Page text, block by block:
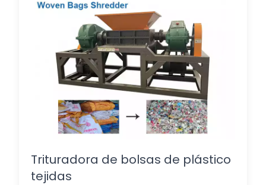
Trituradora de bolsas de plástico
tejidas